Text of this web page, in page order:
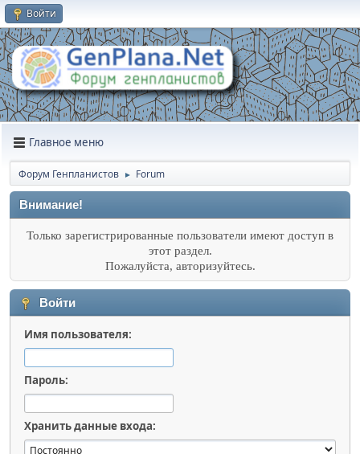
Войти
Главное меню
Форум Генпланистов ► Forum
Внимание!
Только зарегистрированные пользователи имеют доступ в
этот раздел.
Пожалуйста, авторизуйтесь.
Войти
Имя пользователя:
Пароль:
Хранить данные входа: